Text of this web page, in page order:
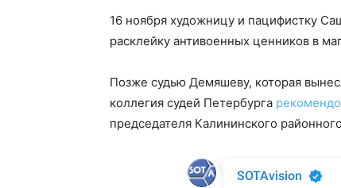
16 ноября художницу и пацифистку
расклейку антивоенных ценников в
Позже судью Демяшеву, которая
коллегия судей Петербурга
председателя Калининского